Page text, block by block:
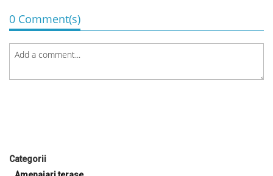
0 Comment(s)
Categorii